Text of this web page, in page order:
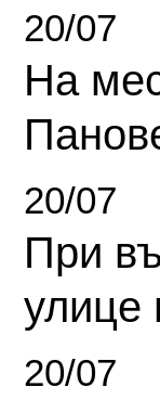
20/07
На
20/07
При
улице
20/07